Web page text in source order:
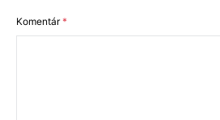
Komentár*